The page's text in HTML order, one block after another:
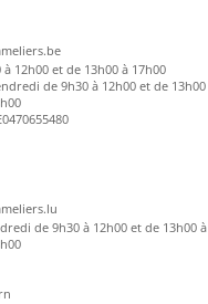
12h00 et de 13h00 à 17h00
de 9h30 à 12h00 et de 13h00
de 9h30 à 12h00 et de 13h00